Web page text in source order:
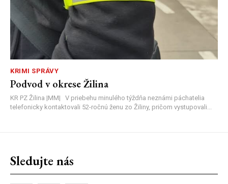
KRIMI SPRÁVY
Podvod v okrese Žilina
KR PZ Žilina |MM| V priebehu minulého týždňa neznámi páchatelia
telefonicky kontaktovali 52-ročnú ženu zo Žiliny, pričom vystupovali...
Sledujte nás